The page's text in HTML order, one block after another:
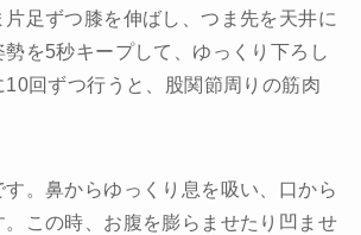
片足ずつ膝を伸ばし、つま先を天井に
を5秒キープして、ゆっくり下ろし
10回ずつ行うと、股関節周りの筋肉
。鼻からゆっくり息を吸い、口から
この時、お腹を膨らませたり凹ませ